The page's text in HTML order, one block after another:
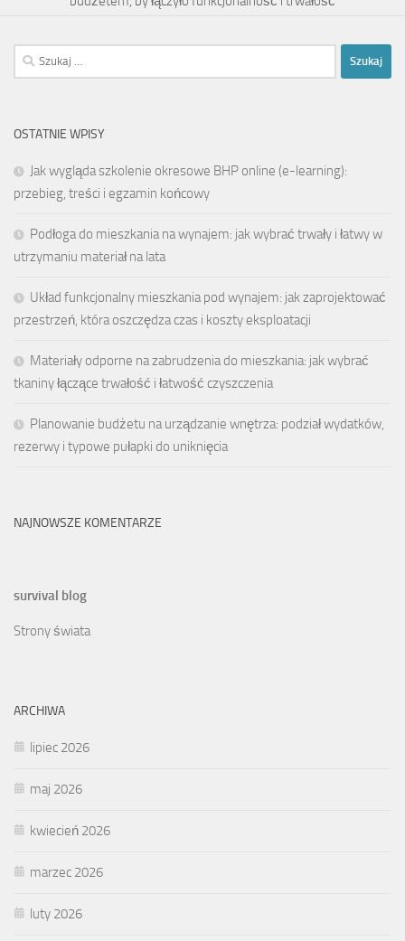
Szukaj:
OSTATNIE WPISY
Jak wygląda szkolenie okresowe BHP online (e-learning):
przebieg, treści i egzamin końcowy
Podłoga do mieszkania na wynajem: jak wybrać trwały i łatwy w
utrzymaniu materiał na lata
Układ funkcjonalny mieszkania pod wynajem: jak zaprojektować
przestrzeń, która oszczędza czas i koszty eksploatacji
Materiały odporne na zabrudzenia do mieszkania: jak wybrać
tkaniny łączące trwałość i łatwość czyszczenia
Planowanie budżetu na urządzanie wnętrza: podział wydatków,
rezerwy i typowe pułapki do uniknięcia
NAJNOWSZE KOMENTARZE
survival blog
Strony świata
ARCHIWA
lipiec 2026
maj 2026
kwiecień 2026
marzec 2026
luty 2026